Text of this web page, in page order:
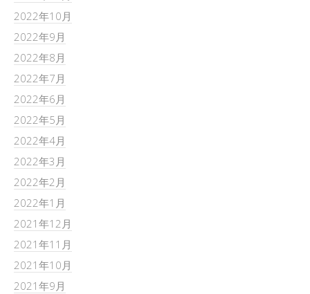
2022年10月
2022年9月
2022年8月
2022年7月
2022年6月
2022年5月
2022年4月
2022年3月
2022年2月
2022年1月
2021年12月
2021年11月
2021年10月
2021年9月